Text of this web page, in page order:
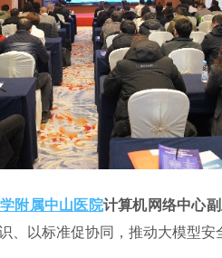
附属中山医院计算机网络中心
、以标准促协同，推动大模型安